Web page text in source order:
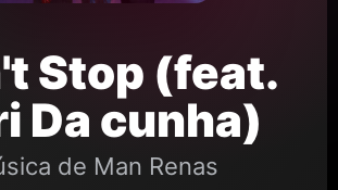
Stop (feat.
Da cunha)
de Man Renas